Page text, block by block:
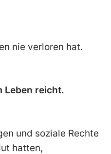
nie verloren hat.
Leben reicht.
und soziale Rechte
hatten,